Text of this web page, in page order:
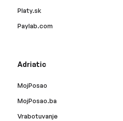
Platy.sk
Paylab.com
Adriatic
MojPosao
MojPosao.ba
Vrabotuvanje